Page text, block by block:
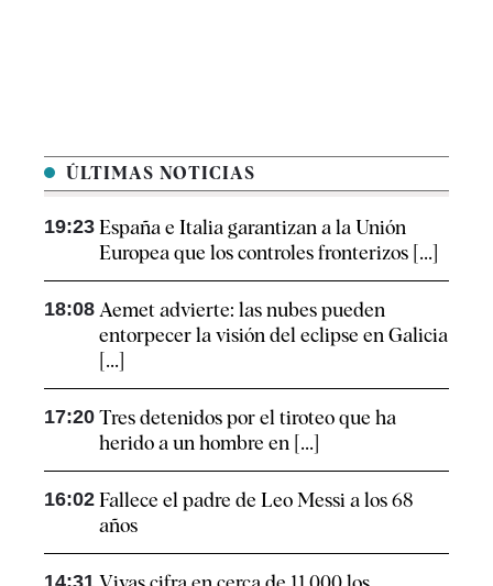
ÚLTIMAS NOTICIAS
19:23 España e Italia garantizan a la Unión
Europea que los controles fronterizos [...]
18:08 Aemet advierte: las nubes pueden
entorpecer la visión del eclipse en Galicia
[...]
17:20 Tres detenidos por el tiroteo que ha
herido a un hombre en [...]
16:02 Fallece el padre de Leo Messi a los 68
años
14:31